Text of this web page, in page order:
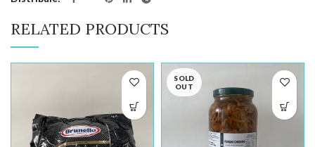
RELATED PRODUCTS
SOLD
OUT